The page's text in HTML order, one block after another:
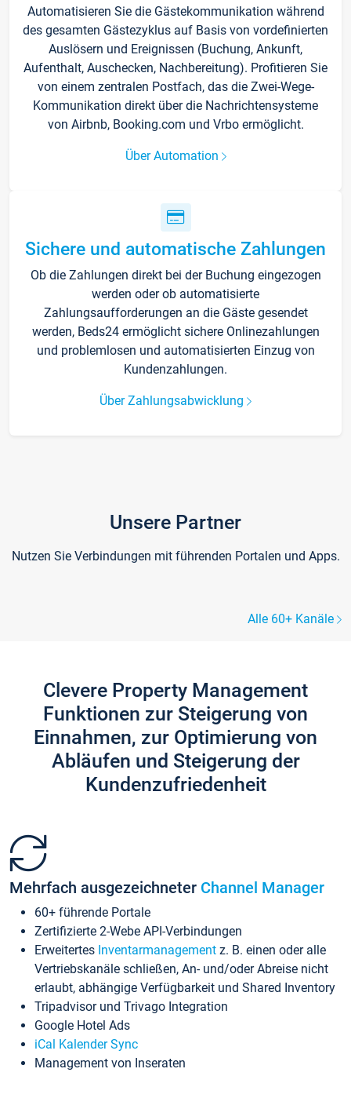
Automatisieren Sie die Gästekommunikation während
des gesamten Gästezyklus auf Basis von vordefinierten
Auslösern und Ereignissen (Buchung, Ankunft,
Aufenthalt, Auschecken, Nachbereitung). Profitieren Sie
von einem zentralen Postfach, das die Zwei-Wege-
Kommunikation direkt über die Nachrichtensysteme
von Airbnb, Booking.com und Vrbo ermöglicht.
Über Automation
Sichere und automatische Zahlungen
Ob die Zahlungen direkt bei der Buchung eingezogen
werden oder ob automatisierte
Zahlungsaufforderungen an die Gäste gesendet
werden, Beds24 ermöglicht sichere Onlinezahlungen
und problemlosen und automatisierten Einzug von
Kundenzahlungen.
Über Zahlungsabwicklung
Unsere Partner
Nutzen Sie Verbindungen mit führenden Portalen und Apps.
Alle 60+ Kanäle
Clevere Property Management
Funktionen zur Steigerung von
Einnahmen, zur Optimierung von
Abläufen und Steigerung der
Kundenzufriedenheit
Mehrfach ausgezeichneter Channel Manager
60+ führende Portale
Zertifizierte 2-Webe API-Verbindungen
Erweitertes Inventarmanagement z. B. einen oder alle
Vertriebskanäle schließen, An- und/oder Abreise nicht
erlaubt, abhängige Verfügbarkeit und Shared Inventory
Tripadvisor und Trivago Integration
Google Hotel Ads
iCal Kalender Sync
Management von Inseraten